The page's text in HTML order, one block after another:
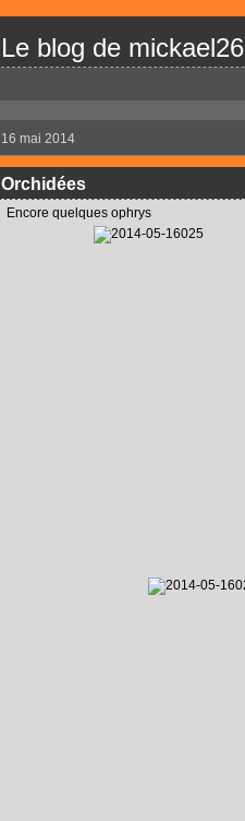
Le blog de mickael26
16 mai 2014
Orchidées
Encore quelques ophrys